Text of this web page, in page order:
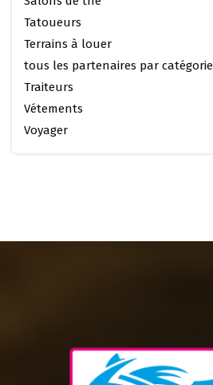
Tatoueurs
Terrains à louer
tous les partenaires par
Traiteurs
Vétements
Voyager